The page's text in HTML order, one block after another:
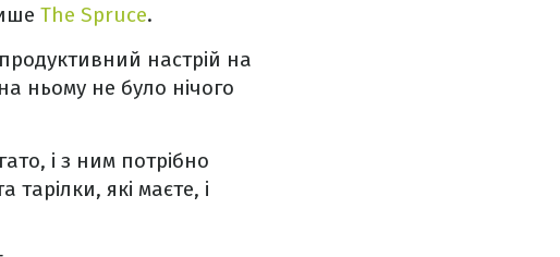
The Spruce.
настрій на
ньому не було нічого
і з ним потрібно
які маєте, і